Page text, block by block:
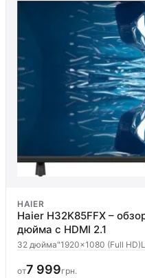
HAIER
Haier H32K85FFX –
дюйма с HDMI 2.1
32 дюйма"1920x1080 (Full HD)
от7 999грн.